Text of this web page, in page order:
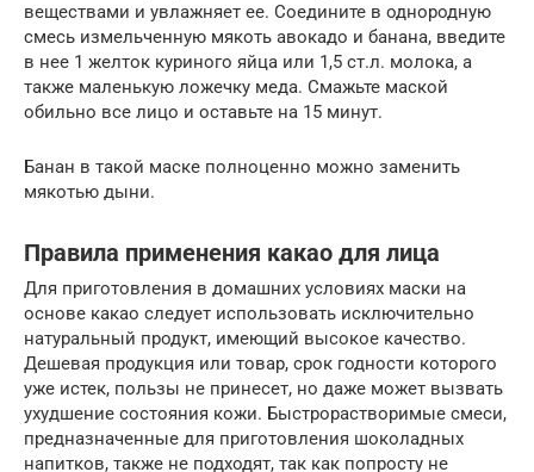
веществами и увлажняет ее. Соедините в однородную
смесь измельченную мякоть авокадо и банана, введите
в нее 1 желток куриного яйца или 1,5 ст.л. молока, а
также маленькую ложечку меда. Смажьте маской
обильно все лицо и оставьте на 15 минут.
Банан в такой маске полноценно можно заменить
мякотью дыни.
Правила применения какао для лица
Для приготовления в домашних условиях маски на
основе какао следует использовать исключительно
натуральный продукт, имеющий высокое качество.
Дешевая продукция или товар, срок годности которого
уже истек, пользы не принесет, но даже может вызвать
ухудшение состояния кожи. Быстрорастворимые смеси,
предназначенные для приготовления шоколадных
напитков, также не подходят, так как попросту не